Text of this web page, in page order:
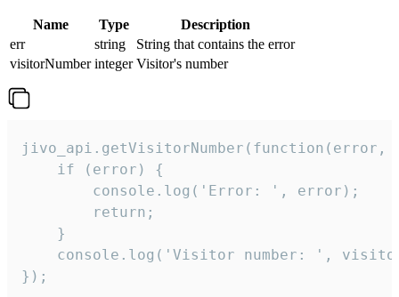
Name Type
Description
err
string
String that contains the error
visitorNumber integer Visitor's number
jivo_api.getVisitorNumber(function(error,
    if (error) {
        console.log('Error: ', error);
        return;
    }
console.log('Visitor number: ',
});